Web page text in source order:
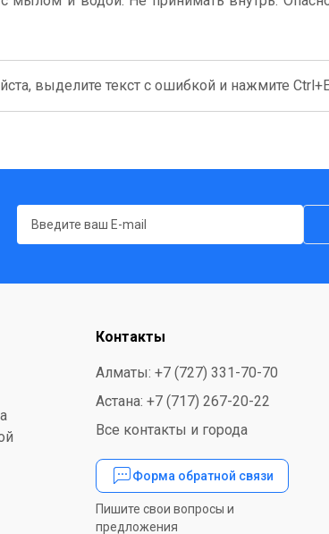
выделите текст с ошибкой и нажмите
Контакты
Алматы: +7 (727) 331-70-70
Астана: +7 (717) 267-20-22
Все контакты и города
Форма обратной связи
Пишите свои вопросы и
предложения